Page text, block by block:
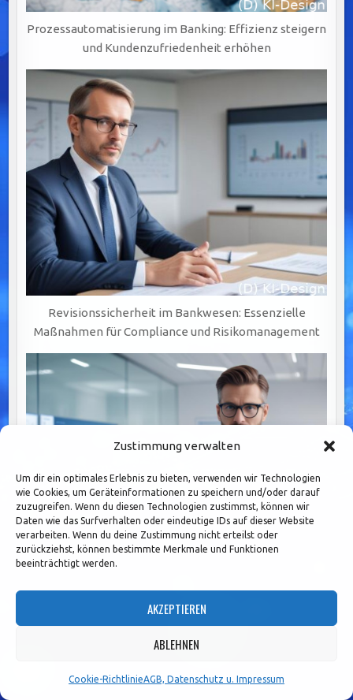
Zustimmung verwalten
Um dir ein optimales Erlebnis zu bieten, verwenden wir Technologien
wie Cookies, um Geräteinformationen zu speichern und/oder darauf
zuzugreifen. Wenn du diesen Technologien zustimmst, können wir
Daten wie das Surfverhalten oder eindeutige IDs auf dieser Website
verarbeiten. Wenn du deine Zustimmung nicht erteilst oder
zurückziehst, können bestimmte Merkmale und Funktionen
beeinträchtigt werden.
AKZEPTIEREN
ABLEHNEN
Cookie-RichtlinieAGB, Datenschutz u. Impressum
Prozessautomatisierung im Banking: Effizienz steigern
und Kundenzufriedenheit erhöhen
Revisionssicherheit im Bankwesen: Essenzielle
Maßnahmen für Compliance und Risikomanagement
Schlüsselstrategien für Banken in der dynamischen